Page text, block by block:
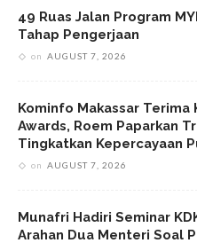
49 Ruas Jalan Program
Tahap Pengerjaan
on AUGUST 7, 2026
Kominfo Makassar
Awards, Roem Paparkan
Tingkatkan Kepercayaan
on AUGUST 7, 2026
Munafri Hadiri Seminar
Arahan Dua Menteri Soal